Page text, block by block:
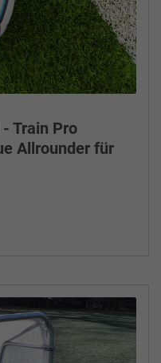
Train Pro
Allrounder für